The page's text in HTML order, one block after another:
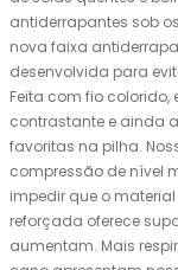
antiderrapantes sob
nova faixa
desenvolvida para
Feita com fio
contrastante e ainda
favoritas na pilha.
compressão de nível
impedir que o
reforçada oferece
aumentam. Mais